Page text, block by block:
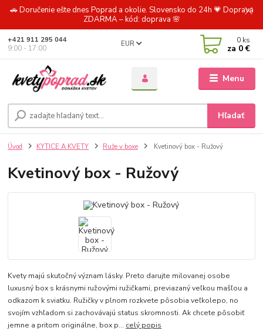
🚗 Doručenie ešte dnes Poprad a okolie. Slovensko do 24h 💗 Doprava
ZDARMA – kód: doprava 🌸
Menu
EUR
Hľadať
+421 911 295 044
9:00 - 17:00
0 ks
za 0 €
Úvod KYTICE A KVETY Ruže v boxe Kvetinový box - Ružový
Kvetinový box - Ružový
Kvety majú skutočný význam lásky. Preto darujte milovanej osobe
luxusný box s krásnymi ružovými ružičkami, previazaný veľkou mašľou a
odkazom k sviatku. Ružičky v plnom rozkvete pôsobia veľkolepo, no
svojím vzhľadom si zachovávajú status skromnosti. Ak chcete pôsobiť
jemne a pritom originálne, box p... celý popis